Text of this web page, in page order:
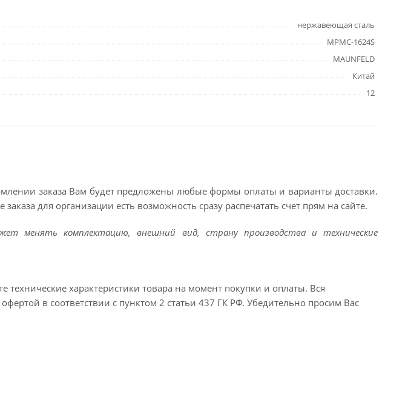
нержавеющая сталь
MPMC-1624S
MAUNFELD
Китай
12
заказа Вам будет предложены любые формы оплаты и варианты доставки.
для организации есть возможность сразу распечатать счет прям на сайте.
менять комплектацию, внешний вид, страну производства и технические
технические характеристики товара на момент покупки и оплаты. Вся
в соответствии с пунктом 2 статьи 437 ГК РФ. Убедительно просим Вас